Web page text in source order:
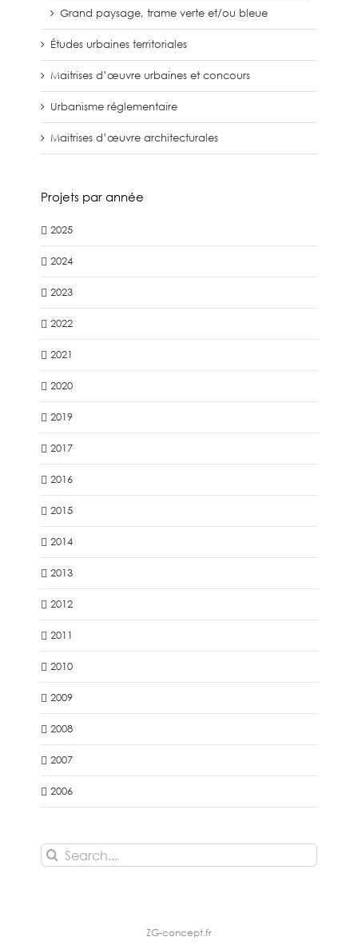
Grand paysage, trame verte et/ou bleue
Études urbaines territoriales
Maitrises d’œuvre urbaines et concours
Urbanisme réglementaire
Maitrises d’œuvre architecturales
Projets par année
2025
2024
2023
2022
2021
2020
2019
2017
2016
2015
2014
2013
2012
2011
2010
2009
2008
2007
2006
Search
for:
ZG-concept.fr